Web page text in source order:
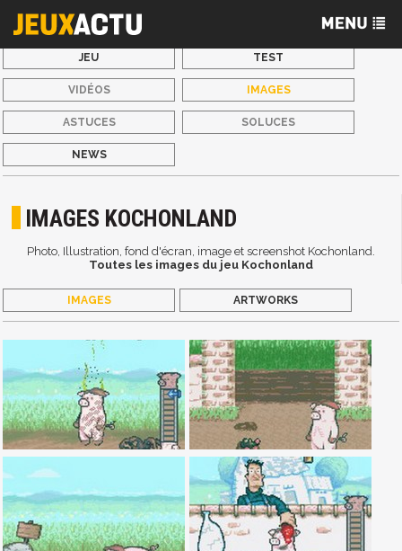
JEU TEST
VIDÉOS IMAGES
ASTUCES SOLUCES
NEWS
IMAGES KOCHONLAND
Photo, Illustration, fond d'écran, image et screenshot Kochonland.
Toutes les images du jeu Kochonland
IMAGES ARTWORKS